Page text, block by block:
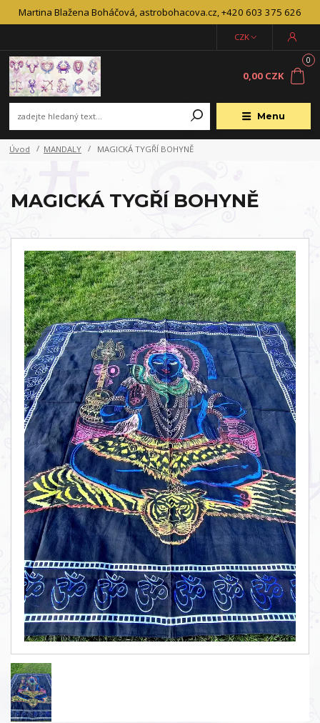
Martina Blažena Boháčová, astrobohacova.cz, +420 603 375 626
Menu
CZK
0
0,00 CZK
Úvod MANDALY MAGICKÁ TYGŘÍ BOHYNĚ
MAGICKÁ TYGŘÍ BOHYNĚ